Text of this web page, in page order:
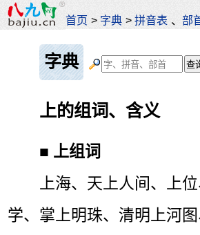
首页 > 字典 >拼音表 、部
字典
上的组词、含义
■ 上组词
上海、天上人间、上
学、掌上明珠、清明上河图